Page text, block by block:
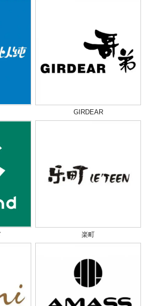
GIRDEAR
楽町